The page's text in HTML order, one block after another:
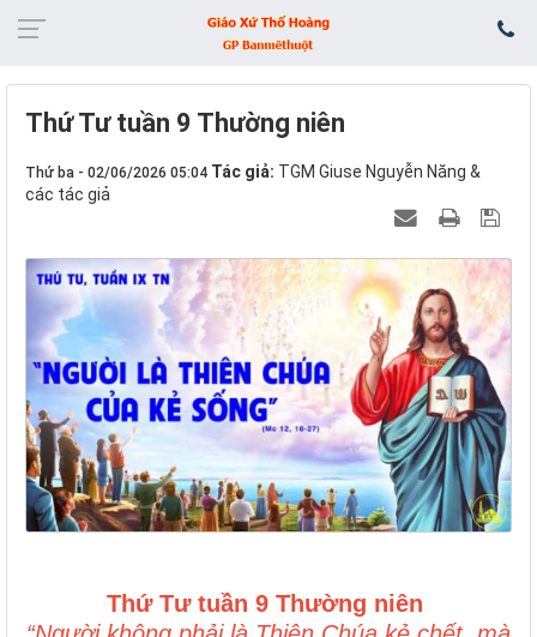
Thứ Tư tuần 9 Thường niên
Thứ ba - 02/06/2026 05:04 Tác giả: TGM Giuse Nguyễn Năng &
các tác giả
Thứ Tư tuần 9 Thường niên